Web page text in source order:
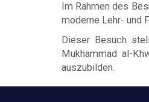
Im Rahmen des
moderne Lehr- und
Dieser Besuch
Mukhammad al-
auszubilden.